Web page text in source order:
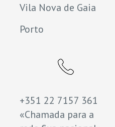
Vila Nova de Gaia
Porto
+351 22 7157 361
«Chamada para a